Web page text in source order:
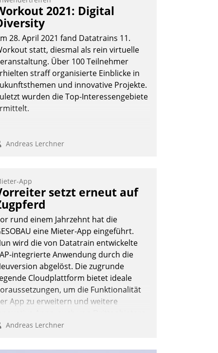
2021: Digital
28. April 2021 fand Datatrains 11.
statt, diesmal als rein virtuelle
Über 100 Teilnehmer
straff organisierte Einblicke in
und innovative Projekte.
wurden die Top-Interessengebiete
Andreas Lerchner
App
setzt erneut auf
rund einem Jahrzehnt hat die
eine Mieter-App eingeführt.
wird die von Datatrain entwickelte
integrierte Anwendung durch die
abgelöst. Die zugrunde
Cloudplattform bietet ideale
um die Funktionalität
App zu erweitern und weitere
SAP zu integrieren.
Andreas Lerchner